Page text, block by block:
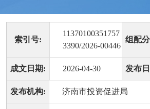
索引号:
11370100351757
3390/2026-00446
组配
成文日期: 2026-04-30 发布
发布机构: 济南市投资促进局